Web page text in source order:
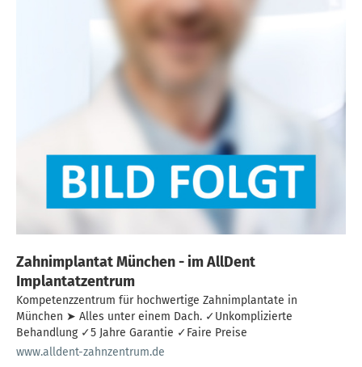
Zahnimplantat München - im AllDent
Implantatzentrum
Kompetenzzentrum für hochwertige Zahnimplantate in
München ➤ Alles unter einem Dach. ✓Unkomplizierte
Behandlung ✓5 Jahre Garantie ✓Faire Preise
www.alldent-zahnzentrum.de